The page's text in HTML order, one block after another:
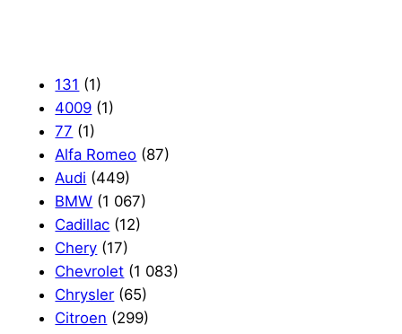
131 (1)
4009 (1)
77 (1)
Alfa Romeo (87)
Audi (449)
BMW (1 067)
Cadillac (12)
Chery (17)
Chevrolet (1 083)
Chrysler (65)
Citroen (299)